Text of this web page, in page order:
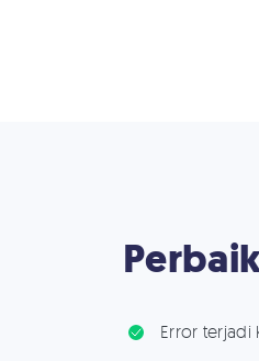
Error terjadi